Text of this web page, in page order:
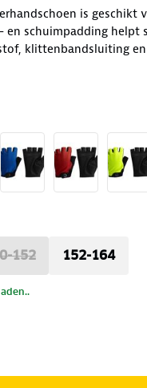
is
en schuimpadding helpt
klittenbandsluiting
152 152-164